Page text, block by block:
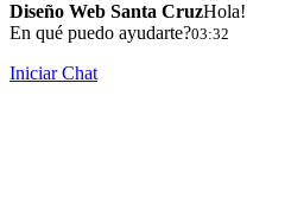
Diseño Web Santa CruzHola!
En qué puedo ayudarte?03:32
Iniciar Chat